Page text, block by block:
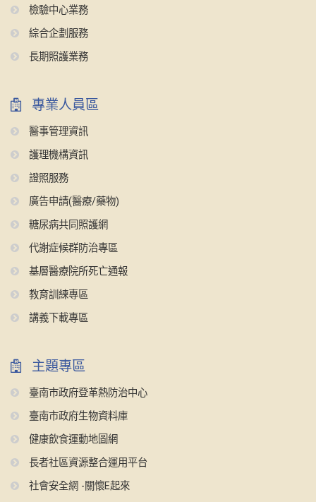
檢驗中心業務
綜合企劃服務
長期照護業務
專業人員區
醫事管理資訊
護理機構資訊
證照服務
廣告申請(醫療/藥物)
糖尿病共同照護網
代謝症候群防治專區
基層醫療院所死亡通報
教育訓練專區
講義下載專區
主題專區
臺南市政府登革熱防治中心
臺南市政府生物資料庫
健康飲食運動地圖網
長者社區資源整合運用平台
社會安全網 -關懷E起來